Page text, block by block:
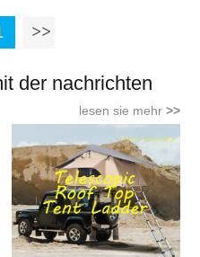
der nachrichten
lesen sie mehr >>